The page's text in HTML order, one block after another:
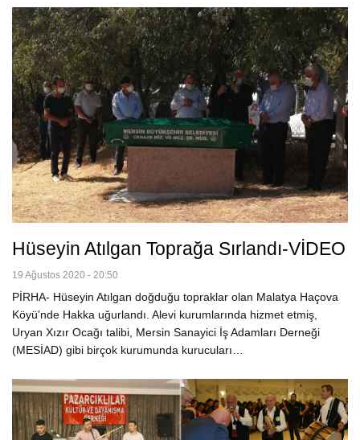
Hüseyin Atılgan Toprağa Sırlandı-VİDEO
19 Ağustos 2020 - 20:50
PİRHA- Hüseyin Atılgan doğduğu topraklar olan Malatya Haçova
Köyü'nde Hakka uğurlandı. Alevi kurumlarında hizmet etmiş,
Uryan Xızır Ocağı talibi, Mersin Sanayici İş Adamları Derneği
(MESİAD) gibi birçok kurumunda kurucuları…